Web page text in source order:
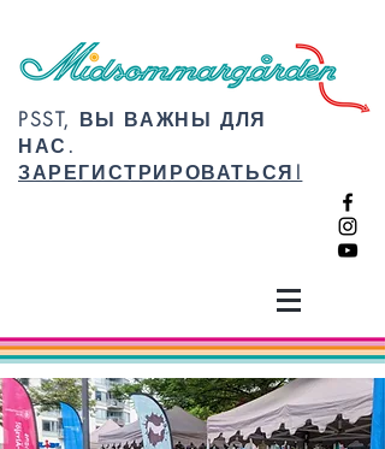
PSST, ВЫ ВАЖНЫ ДЛЯ
НАС.
ЗАРЕГИСТРИРОВАТЬСЯ!